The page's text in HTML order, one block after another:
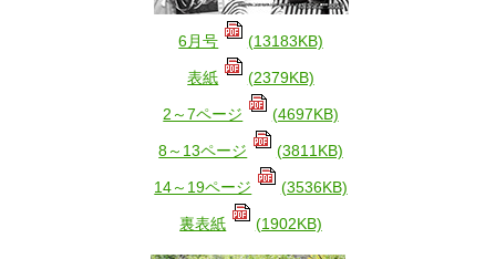
6月号 (13183KB)
表紙 (2379KB)
2～7ページ (4697KB)
8～13ページ (3811KB)
14～19ページ (3536KB)
裏表紙 (1902KB)